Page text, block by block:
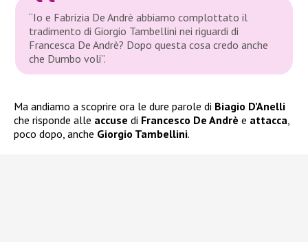
“Io e Fabrizia De Andrè abbiamo complottato il
tradimento di Giorgio Tambellini nei riguardi di
Francesca De Andrè? Dopo questa cosa credo anche
che Dumbo voli”.
Ma andiamo a scoprire ora le dure parole di Biagio D’Anelli
che risponde alle accuse di Francesco De Andrè e attacca
poco dopo, anche Giorgio Tambellini.